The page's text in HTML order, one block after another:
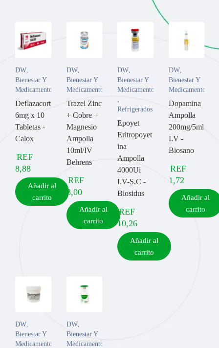
DW
Bienestar Y
Medicamentos
Deflazacort
6mg x 10
Tabletas -
Calox
REF
8,88
Añadir al
carrito
DW,
Bienestar Y
Medicamentos
Trazel Zinc
+ Cobre +
Magnesio
Ampolla
10ml/IV
Behrens
REF
8,00
Añadir al
carrito
DW
Bienestar Y
Medicamentos
Refrigerados
Epoyet
Eritropoyet
ina
Ampolla
4000Ui
I.V-S.C -
Biosidus
REF
10,26
Añadir al
carrito
DW,
Bienestar Y
Medicamentos
Dopamina
Ampolla
200mg/5ml
I.V -
Biosano
REF
1,72
Añadir al
carrito
DW,
Bienestar Y
Medicamentos
DW,
Bienestar Y
Medicamentos